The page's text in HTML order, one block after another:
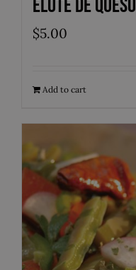
Elote de Queso
$5.00
Add to cart